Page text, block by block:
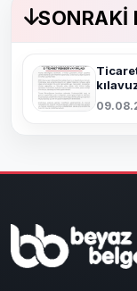
SONRAKI